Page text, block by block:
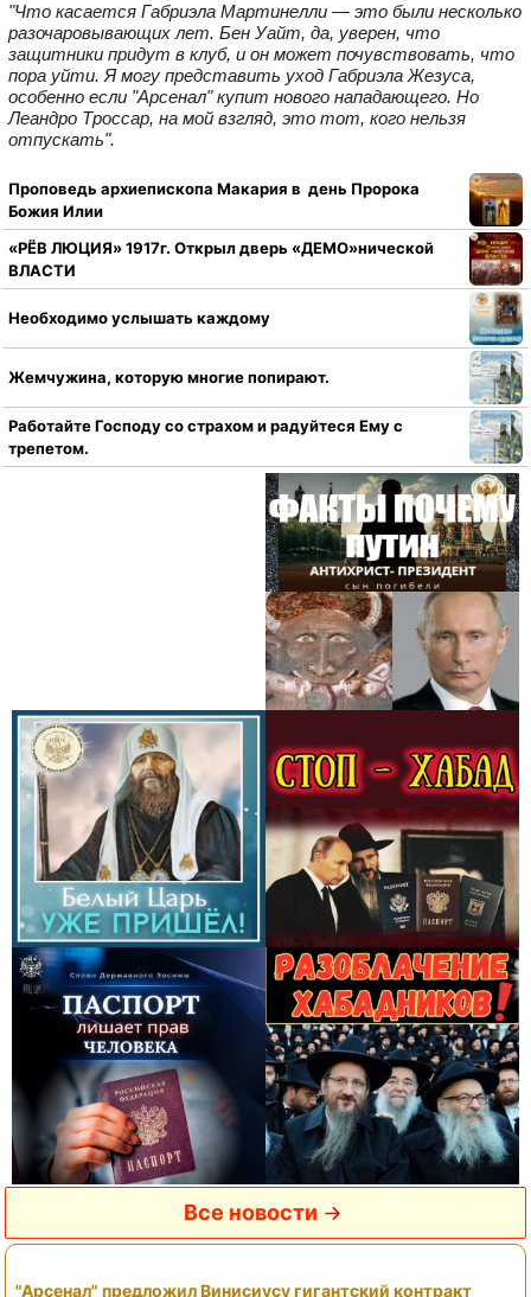
"Что касается Габриэла Мартинелли — это были несколько
разочаровывающих лет. Бен Уайт, да, уверен, что
защитники придут в клуб, и он может почувствовать, что
пора уйти. Я могу представить уход Габриэла Жезуса,
особенно если "Арсенал" купит нового нападающего. Но
Леандро Троссар, на мой взгляд, это тот, кого нельзя
отпускать".
Проповедь архиепископа Макария в день Пророка
Божия Илии
«РЁВ ЛЮЦИЯ» 1917г. Открыл дверь «ДЕМО»нической
ВЛАСТИ
Необходимо услышать каждому
Жемчужина, которую многие попирают.
Работайте Господу со страхом и радуйтеся Ему с
трепетом.
Все новости
"Арсенал" предложил Винисиусу гигантский контракт